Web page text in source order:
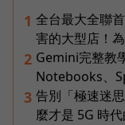
1 全台最大全聯
害的大型店！
2 Gemini完整教
Notebooks、
3 告別「極速迷
麼才是 5G 時